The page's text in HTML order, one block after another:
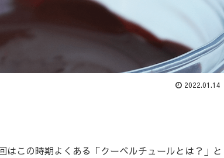
2022.01.14
この時期よくある「クーベルチュールとは？」と